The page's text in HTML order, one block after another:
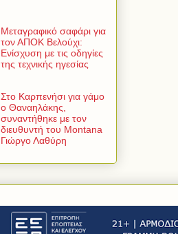
Μεταγραφικό σαφάρι για
τον ΑΠΟΚ Βελούχι:
Ενίσχυση με τις οδηγίες
της τεχνικής ηγεσίας
Στο Καρπενήσι για γάμο
ο Θαναηλάκης,
συναντήθηκε με τον
διευθυντή του Montana
Γιώργο Λαθύρη